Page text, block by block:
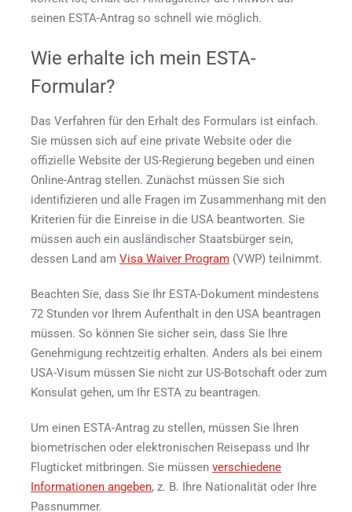
seinen ESTA-Antrag so schnell wie möglich.
Wie erhalte ich mein ESTA-
Formular?
Das Verfahren für den Erhalt des Formulars ist einfach.
Sie müssen sich auf eine private Website oder die
offizielle Website der US-Regierung begeben und einen
Online-Antrag stellen. Zunächst müssen Sie sich
identifizieren und alle Fragen im Zusammenhang mit den
Kriterien für die Einreise in die USA beantworten. Sie
müssen auch ein ausländischer Staatsbürger sein,
dessen Land am Visa Waiver Program (VWP) teilnimmt.
Beachten Sie, dass Sie Ihr ESTA-Dokument mindestens
72 Stunden vor Ihrem Aufenthalt in den USA beantragen
müssen. So können Sie sicher sein, dass Sie Ihre
Genehmigung rechtzeitig erhalten. Anders als bei einem
USA-Visum müssen Sie nicht zur US-Botschaft oder zum
Konsulat gehen, um Ihr ESTA zu beantragen.
Um einen ESTA-Antrag zu stellen, müssen Sie Ihren
biometrischen oder elektronischen Reisepass und Ihr
Flugticket mitbringen. Sie müssen verschiedene
Informationen angeben, z. B. Ihre Nationalität oder Ihre
Passnummer.